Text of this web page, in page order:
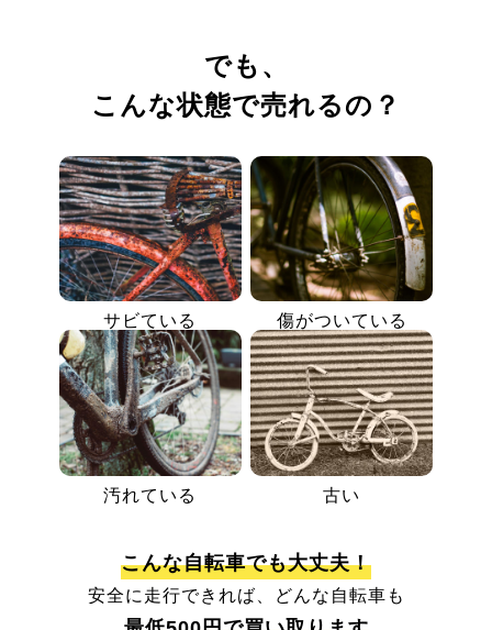
でも、
こんな状態で売れるの？
サビている 傷がついている
汚れている 古い
こんな自転車でも大丈夫！
安全に走行できれば、どんな自転車も